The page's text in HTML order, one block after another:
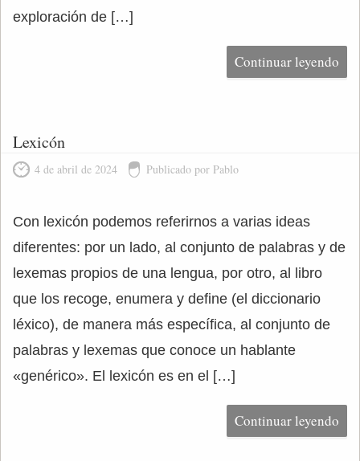
exploración de […]
Continuar leyendo
Lexicón
4 de abril de 2024 Publicado por Pablo
Con lexicón podemos referirnos a varias ideas
diferentes: por un lado, al conjunto de palabras y de
lexemas propios de una lengua, por otro, al libro
que los recoge, enumera y define (el diccionario
léxico), de manera más específica, al conjunto de
palabras y lexemas que conoce un hablante
«genérico». El lexicón es en el […]
Continuar leyendo